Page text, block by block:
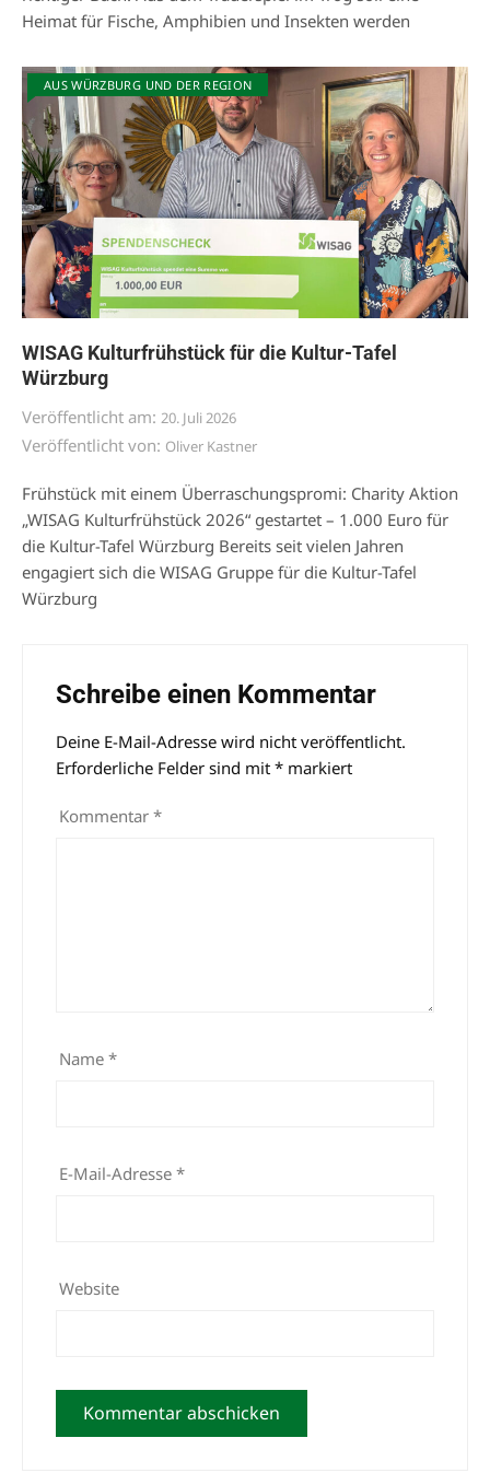
Heimat für Fische, Amphibien und Insekten werden
AUS WÜRZBURG UND DER REGION
WISAG Kulturfrühstück für die Kultur-Tafel
Würzburg
Veröffentlicht am: 20. Juli 2026
Veröffentlicht von: Oliver Kastner
Frühstück mit einem Überraschungspromi: Charity Aktion
„WISAG Kulturfrühstück 2026“ gestartet – 1.000 Euro für
die Kultur-Tafel Würzburg Bereits seit vielen Jahren
engagiert sich die WISAG Gruppe für die Kultur-Tafel
Würzburg
Schreibe einen Kommentar
Deine E-Mail-Adresse wird nicht veröffentlicht.
Erforderliche Felder sind mit * markiert
Kommentar *
Name *
E-Mail-Adresse *
Website
Alternative: